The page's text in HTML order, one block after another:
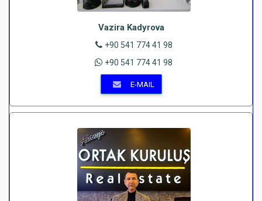
Vazira Kadyrova
+90 541 774 41 98
+90 541 774 41 98
E-MAIL